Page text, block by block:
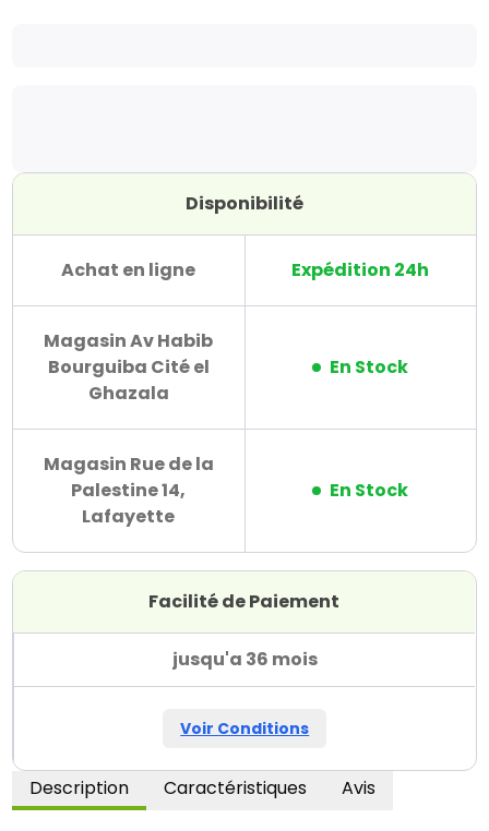
Disponibilité
Achat en ligne Expédition 24h
Magasin Av Habib
Bourguiba Cité el
Ghazala
En Stock
Magasin Rue de la
Palestine 14,
Lafayette
En Stock
Facilité de Paiement
jusqu'a 36 mois
Voir Conditions
Description Caractéristiques Avis